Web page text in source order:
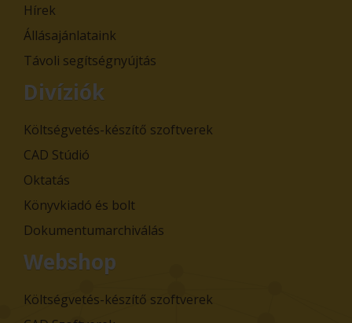
Hírek
Állásajánlataink
Távoli segítségnyújtás
Divíziók
Költségvetés-készítő szoftverek
CAD Stúdió
Oktatás
Könyvkiadó és bolt
Dokumentumarchiválás
Webshop
Költségvetés-készítő szoftverek